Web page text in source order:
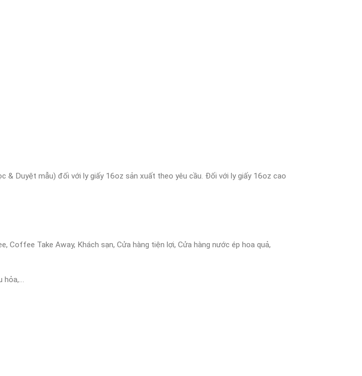
& Duyệt mẫu) đối với ly giấy 16oz sản xuất theo yêu cầu. Đối với ly giấy 16oz cao
Coffee Take Away, Khách sạn, Cửa hàng tiện lợi, Cửa hàng nước ép hoa quả,
hỏa,…